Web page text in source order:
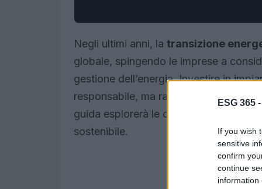
ESG 365 -
If you wish
sensitive
confirm
continue
information
Negli ultimi anni, la transizione
globale, spingendo le imprese a
gestione dell’energia. Investire in
responsabile, ma rappresenta anche
guida esplorerà le diverse strategie
sostenibile.